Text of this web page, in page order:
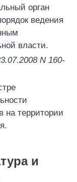
орган
ведения
власти.
N 160-
на территории
и